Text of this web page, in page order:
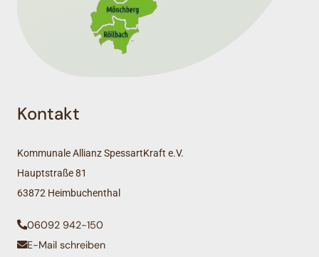
Kontakt
Kommunale Allianz SpessartKraft e.V.
Hauptstraße 81
63872 Heimbuchenthal
06092 942-150
E-Mail schreiben